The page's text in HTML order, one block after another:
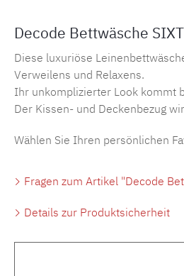
Decode Bettwäsche
Diese luxuriöse
Verweilens und Relaxens.
Ihr unkomplizierter Look kommt
Der Kissen- und Deckenbezug
Wählen Sie Ihren persönlichen
Fragen zum Artikel "Decode
Details zur Produktsicherheit